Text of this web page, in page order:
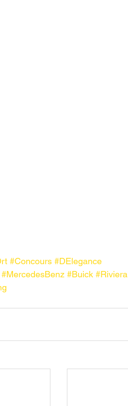
#Concours #DElegance
#MercedesBenz #Buick #Riviera